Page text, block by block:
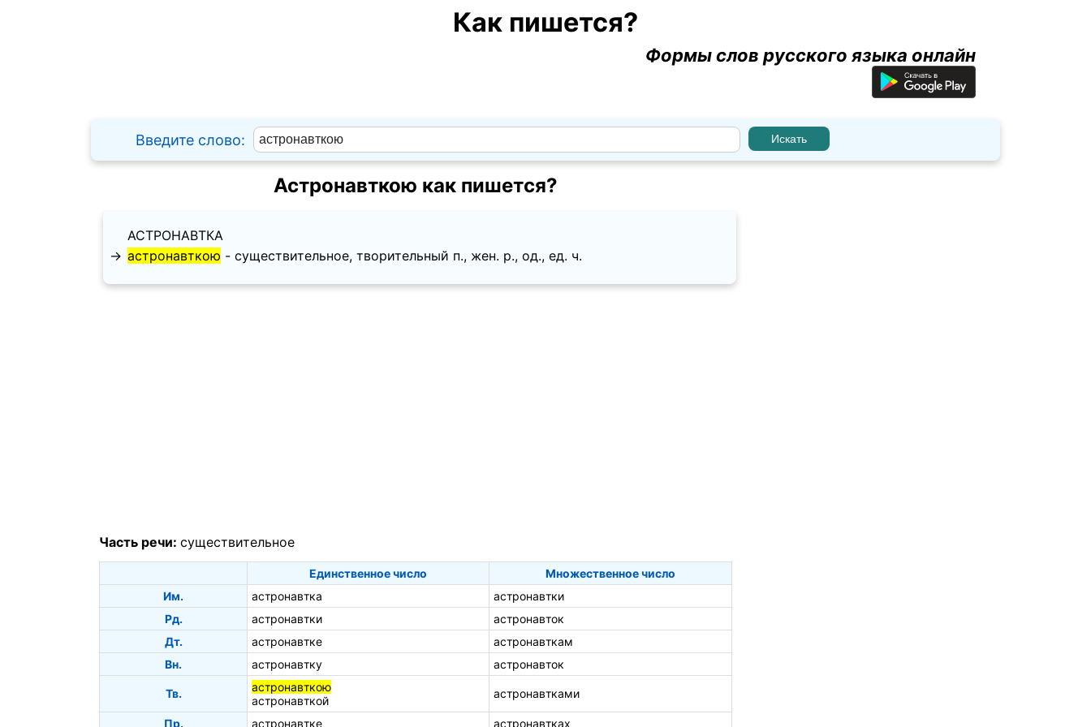
Как пишется?
Формы слов русского языка онлайн
Введите слово:
Астронавткою как пишется?
АСТРОНАВТКА
→ астронавткою - существительное, творительный п., жен. p., од., ед. ч.
Часть речи: существительное
Единственное число
Множественное число
Им.
астронавтка
астронавтки
Рд.
астронавтки
астронавток
Дт.
астронавтке
астронавткам
Вн.
астронавтку астронавток
Тв.
астронавткою
астронавткой
астронавтками
Пр. астронавтке астронавтках